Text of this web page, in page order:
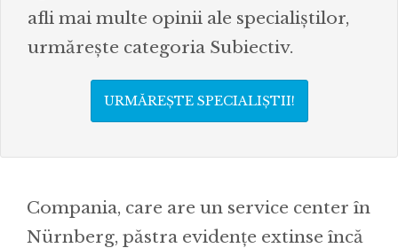
afli mai multe opinii ale specialiștilor,
urmărește categoria Subiectiv.
URMĂREȘTE SPECIALIȘTII!
Compania, care are un service center în
Nürnberg, păstra evidențe extinse încă